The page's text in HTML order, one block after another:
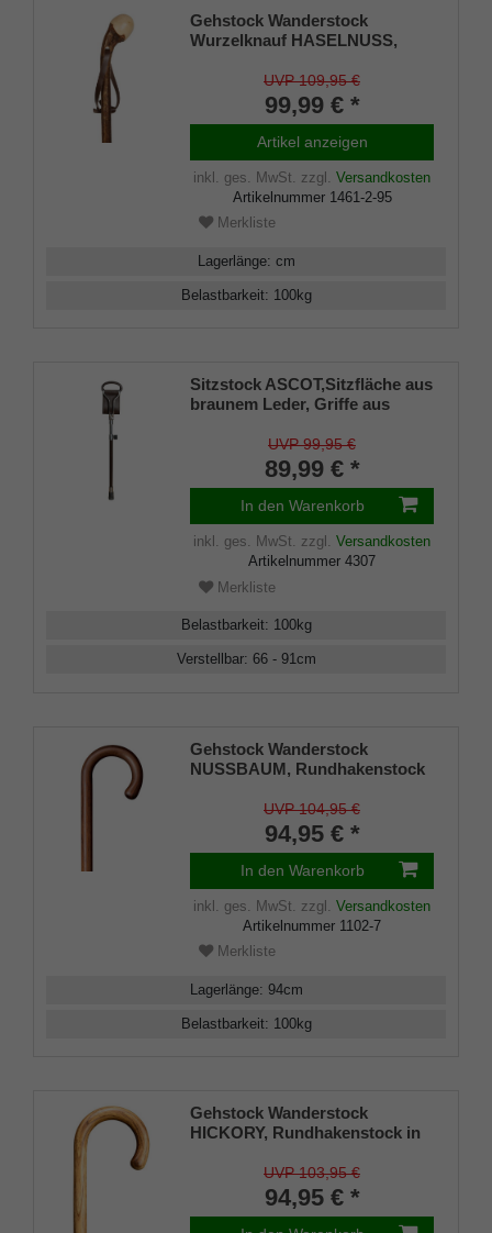
Gehstock Wanderstock
Wurzelknauf HASELNUSS,
europäischem Haselnussholz,
Wurzelseite handpoliert,
rindenecht und seidenmatt
lackiert, inklusiv Tragschlaufe
aus Leder und Bergstockspitze
aus Metall.
UVP 109,95 €
99,99 € *
Artikel anzeigen
inkl. ges. MwSt. zzgl. Versandkosten
Artikelnummer 1461-2-95
Merkliste
Lagerlänge: cm
Belastbarkeit: 100kg
Sitzstock ASCOT,Sitzfläche aus
braunem Leder, Griffe aus
Stock aus Leichtmetall,
höhenverstellbar,Stocklänge
66-91 cm, Sitzhöhe 50-75 cm,
inklusive stabilem
Gummipuffer.
UVP 99,95 €
89,99 € *
In den Warenkorb
inkl. ges. MwSt. zzgl. Versandkosten
Artikelnummer 4307
Merkliste
Belastbarkeit: 100kg
Verstellbar: 66 - 91cm
Gehstock Wanderstock
NUSSBAUM, Rundhakenstock
amerikanisches
Nussbaumholz, geölt und
versiegelt, 94 cm, inkl.
Gummipuffer
UVP 104,95 €
94,95 € *
In den Warenkorb
inkl. ges. MwSt. zzgl. Versandkosten
Artikelnummer 1102-7
Merkliste
Lagerlänge: 94cm
Belastbarkeit: 100kg
Gehstock Wanderstock
HICKORY, Rundhakenstock in
Hickory-Holz, geölt und
handpoliert, 94 cm, inkl.
Gummipuffer
UVP 103,95 €
94,95 € *